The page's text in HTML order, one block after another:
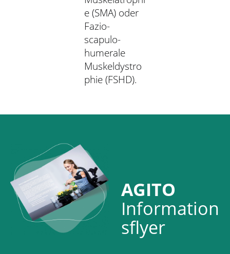
e (SMA) oder
Fazio-
scapulo-
humerale
Muskeldystro
phie (FSHD).
AGITO
Information
sflyer